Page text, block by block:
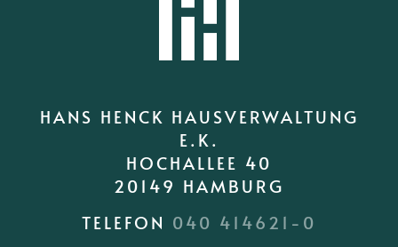
HANS HENCK HAUSVERWALTUNG
E.K.
HOCHALLEE 40
20149 HAMBURG
TELEFON 040 414621-0